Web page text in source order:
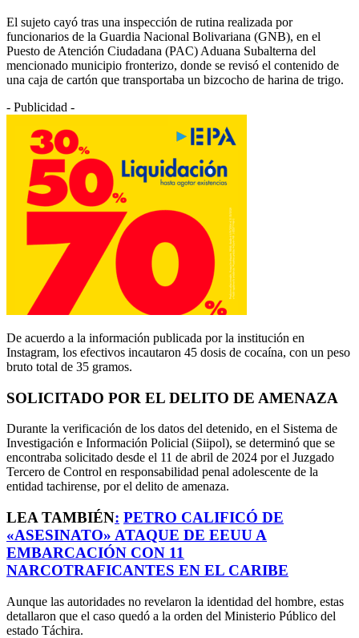
El sujeto cayó tras una inspección de rutina realizada por
funcionarios de la Guardia Nacional Bolivariana (GNB), en el
Puesto de Atención Ciudadana (PAC) Aduana Subalterna del
mencionado municipio fronterizo, donde se revisó el contenido de
una caja de cartón que transportaba un bizcocho de harina de trigo.
- Publicidad -
De acuerdo a la información publicada por la institución en
Instagram, los efectivos incautaron 45 dosis de cocaína, con un peso
bruto total de 35 gramos.
SOLICITADO POR EL DELITO DE AMENAZA
Durante la verificación de los datos del detenido, en el Sistema de
Investigación e Información Policial (Siipol), se determinó que se
encontraba solicitado desde el 11 de abril de 2024 por el Juzgado
Tercero de Control en responsabilidad penal adolescente de la
entidad tachirense, por el delito de amenaza.
LEA TAMBIÉN: PETRO CALIFICÓ DE
«ASESINATO» ATAQUE DE EEUU A
EMBARCACIÓN CON 11
NARCOTRAFICANTES EN EL CARIBE
Aunque las autoridades no revelaron la identidad del hombre, estas
detallaron que el caso quedó a la orden del Ministerio Público del
estado Táchira.